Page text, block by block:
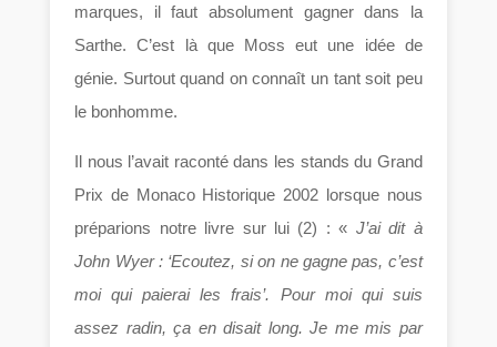
marques, il faut absolument gagner dans la
Sarthe. C’est là que Moss eut une idée de
génie. Surtout quand on connaît un tant soit peu
le bonhomme.
Il nous l’avait raconté dans les stands du Grand
Prix de Monaco Historique 2002 lorsque nous
préparions notre livre sur lui (2) : « J’ai dit à
John Wyer : ‘Ecoutez, si on ne gagne pas, c’est
moi qui paierai les frais’. Pour moi qui suis
assez radin, ça en disait long. Je me mis par